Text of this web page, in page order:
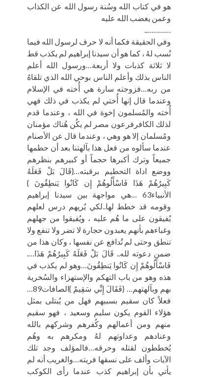
هو في كتاب الله وسُنة رسول الله عن الكذاب
وعمن يغضب الله عليه
…………..
وفي الحقيقة فكما أنه لا حرف لرسول الله فيما
نُسب لهُ ، كما هو أن سيدنا إبراهيم لم يكذب قط
لا ثلاثة كذبات ولا أربعة…ورسول الله أعلم
الناس بذلك وأعلم الناس بوحي الله الذي تلقاهُ
من ربه…فزوجته سارة هي أُخته في الإسلام
وعندما قال إنها أُختي لم يكذب في ذلك فهي
أُخته والمُسلمون إخوة في الله ، وعندما قدم
لذلك الكافرفرعون مصر لم يكُن هُناك مؤمنان
ومُسلمان إلا هو وهي ، وعندما قال عن الأصنام
عندما سألوه من فعل هذا بآلهتنا بعد أن حطمها
جميعاً وترك أكبرها حجماً أو كبيرهم بنظرهم
ووضع اداة التحطيم برقبته…{قَالَ بَلْ فَعَلَهُ
كَبِيرُهُمْ هَذَا فَاسْأَلُوهُمْ إِن كَانُوا يَنطِقُونَ }
الأنبياء63 …هي مواجهة بين سيدنا إبراهيم
وقومه قد خطط لها..لكي يُريهم درس لعلهم
يُفيقون على ما هُم عليه ، ويُفيقوا من جهلهم
وغباءهم بأنهم يعبدون حجارة لا تضر ولا تنفع ولا
تنطق وحتى لم تُدافع عن نفسها ، وكان هذا من
ضمن دعوته لله.. قَالَ بَلْ فَعَلَهُ كَبِيرُهُمْ هَذَا….
فَاسْأَلُوهُمْ إِن كَانُوا يَنطِقُونَ…وهو لم يكذب في
هذه وهو من باب التهكم والإستهزاء والسُخرية
بهم وبآلهتهم… {فَقَالَ إِنِّي سَقِيمٌ }الصافات89…
فعلاً كان سقيم بسببهم فهل من يُبتلى بمثل
هؤلاء القوم يكون سليم وسعيد ، فهو سقيم
منهم ومن أعمالهم وكُفرهم وشركهم بالله
وعنادهم وعداوتهم لهُ ومكرهم به وهُم
يُخططون لقتله وحرقه…فالمؤلف وجد تلك
الآيات وألف على نسقها فريته…والغريب أنه لم
يأتي بأن إبراهيم كذب عندما رأى الكوكب